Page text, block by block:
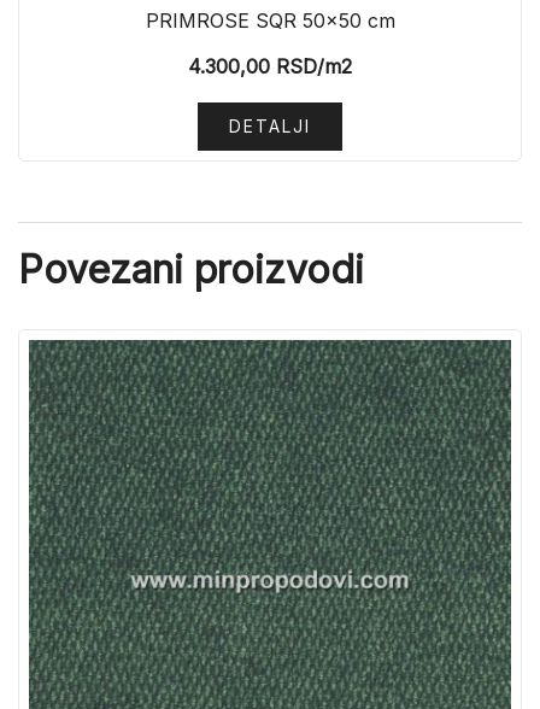
PRIMROSE SQR 50×50 cm
4.300,00 RSD/m2
DETALJI
Povezani proizvodi